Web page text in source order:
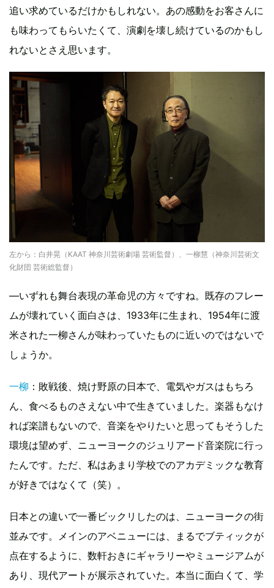
追い求めているだけかもしれない。あの感動をお客さんに
も味わってもらいたくて、演劇を壊し続けているのかもし
れないとさえ思います。
左から：白井晃（KAAT 神奈川芸術劇場 芸術監督）、一柳慧（神奈川芸術文
化財団 芸術総監督）
—いずれも舞台表現の革命児の方々ですね。既存のフレー
ムが壊れていく面白さは、1933年に生まれ、1954年に渡
米された一柳さんが味わっていたものに近いのではないで
しょうか。
一柳 ：敗戦後、焼け野原の日本で、電気やガスはもちろ
ん、食べるものさえない中で生きていました。楽器もなけ
れば楽譜もないので、音楽をやりたいと思ってもそうした
環境は望めず、ニューヨークのジュリアード音楽院に行っ
たんです。ただ、私はあまり学校でのアカデミックな教育
が好きではなくて（笑）。
日本との違いで一番ビックリしたのは、ニューヨークの街
並みです。メインのアベニューには、まるでブティックが
点在するように、数軒おきにギャラリーやミュージアムが
あり、現代アートが展示されていた。本当に面白くて、学